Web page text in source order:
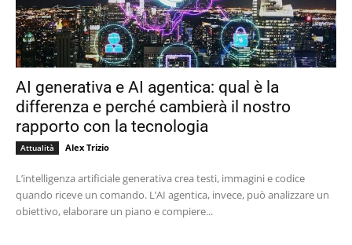
AI generativa e AI agentica: qual è la
differenza e perché cambierà il nostro
rapporto con la tecnologia
Attualità Alex Trizio
L’intelligenza artificiale generativa crea testi, immagini e codice
quando riceve un comando. L’AI agentica, invece, può analizzare un
obiettivo, elaborare un piano e compiere...